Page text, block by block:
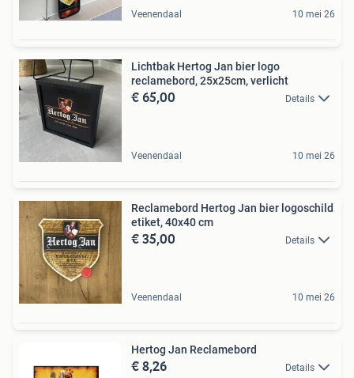
Veenendaal 10 mei 26
Lichtbak Hertog Jan bier logo
reclamebord, 25x25cm, verlicht
€ 65,00 Details
Veenendaal 10 mei 26
Reclamebord Hertog Jan bier logoschild
etiket, 40x40 cm
€ 35,00 Details
Veenendaal 10 mei 26
Hertog Jan Reclamebord
€ 8,26 Details